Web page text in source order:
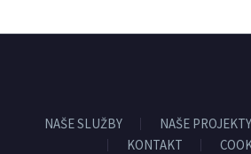
NAŠE SLUŽBY NAŠE PROJEKTY
KONTAKT